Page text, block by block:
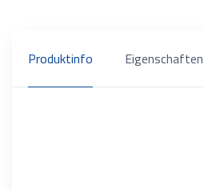
Produktinfo Eigenschaften